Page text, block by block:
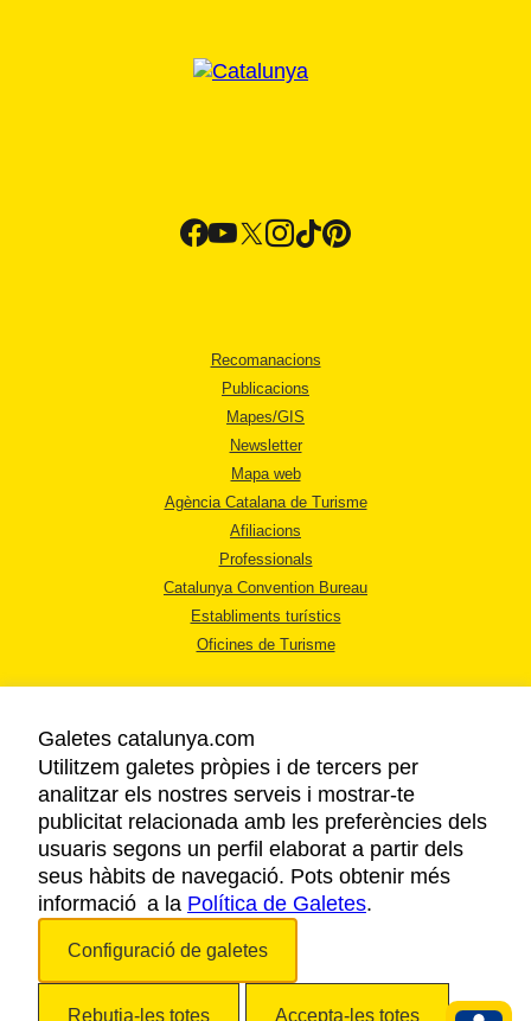
Recomanacions
Publicacions
Mapes/GIS
Newsletter
Mapa web
Agència Catalana de Turisme
Afiliacions
Professionals
Catalunya Convention Bureau
Establiments turístics
Oficines de Turisme
AVÍS LEGAL
POLÍTICA DE PRIVACITAT
COOKIES
ACCESSIBILITAT
Galetes catalunya.com
Utilitzem galetes pròpies i de tercers per
analitzar els nostres serveis i mostrar-te
publicitat relacionada amb les preferències dels
usuaris segons un perfil elaborat a partir dels
seus hàbits de navegació. Pots obtenir més
informació a la Política de Galetes.
Configuració de galetes
Rebutja-les totes Accepta-les totes